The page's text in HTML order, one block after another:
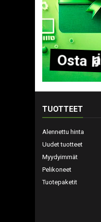
Osta la
TUOTTEET
Alennettu hinta
Uudet tuotteet
Myydyimmät
Pelikoneet
Tuotepaketit